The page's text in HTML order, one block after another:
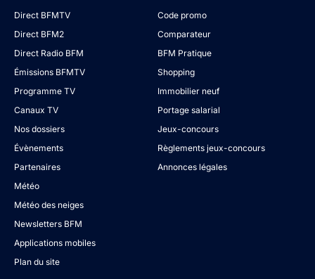
Direct BFMTV
Direct BFM2
Direct Radio BFM
Émissions BFMTV
Programme TV
Canaux TV
Nos dossiers
Évènements
Partenaires
Météo
Météo des neiges
Newsletters BFM
Applications mobiles
Plan du site
Code promo
Comparateur
BFM Pratique
Shopping
Immobilier neuf
Portage salarial
Jeux-concours
Règlements jeux-concours
Annonces légales